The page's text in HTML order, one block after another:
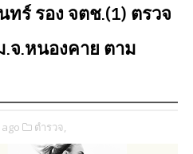
ร์ รอง จตช.(1) ตรวจ
จ.หนองคาย ตาม
ตำรวจ,